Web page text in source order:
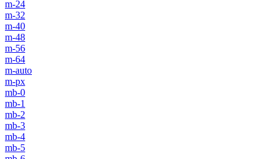
m-24
m-32
m-40
m-48
m-56
m-64
m-auto
m-px
mb-0
mb-1
mb-2
mb-3
mb-4
mb-5